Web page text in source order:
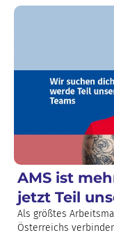
AMS ist
jetzt Teil
Als größtes
Österreichs